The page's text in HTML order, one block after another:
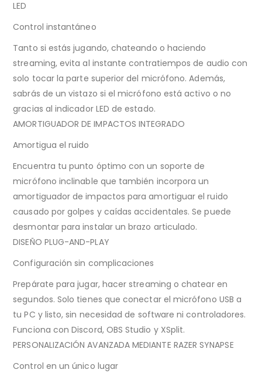
LED
Control instantáneo
Tanto si estás jugando, chateando o haciendo
streaming, evita al instante contratiempos de audio con
solo tocar la parte superior del micrófono. Además,
sabrás de un vistazo si el micrófono está activo o no
gracias al indicador LED de estado.
AMORTIGUADOR DE IMPACTOS INTEGRADO
Amortigua el ruido
Encuentra tu punto óptimo con un soporte de
micrófono inclinable que también incorpora un
amortiguador de impactos para amortiguar el ruido
causado por golpes y caídas accidentales. Se puede
desmontar para instalar un brazo articulado.
DISEÑO PLUG-AND-PLAY
Configuración sin complicaciones
Prepárate para jugar, hacer streaming o chatear en
segundos. Solo tienes que conectar el micrófono USB a
tu PC y listo, sin necesidad de software ni controladores.
Funciona con Discord, OBS Studio y XSplit.
PERSONALIZACIÓN AVANZADA MEDIANTE RAZER SYNAPSE
Control en un único lugar